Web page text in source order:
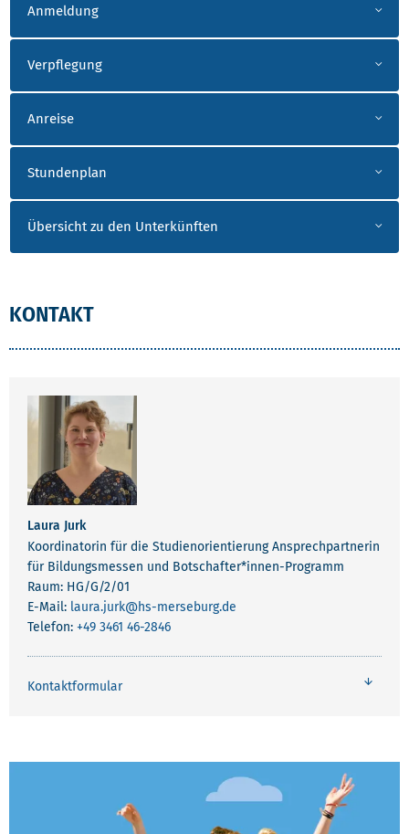
Anmeldung
Verpflegung
Anreise
Stundenplan
Übersicht zu den Unterkünften
KONTAKT
Laura Jurk
Koordinatorin für die Studienorientierung Ansprechpartnerin
für Bildungsmessen und Botschafter*innen-Programm
Raum: HG/G/2/01
E-Mail: laura.jurk@hs-merseburg.de
Telefon: +49 3461 46-2846
Kontaktformular